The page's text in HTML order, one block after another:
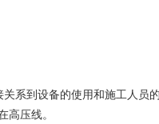
系到设备的使用和施工人员
高压线。